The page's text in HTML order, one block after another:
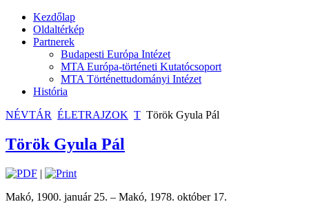
Kezdőlap
Oldaltérkép
Partnerek
Budapesti Európa Intézet
MTA Európa-történeti Kutatócsoport
MTA Történettudományi Intézet
História
NÉVTÁR ÉLETRAJZOK T Török Gyula Pál
Török Gyula Pál
|
Makó, 1900. január 25. – Makó, 1978. október 17.